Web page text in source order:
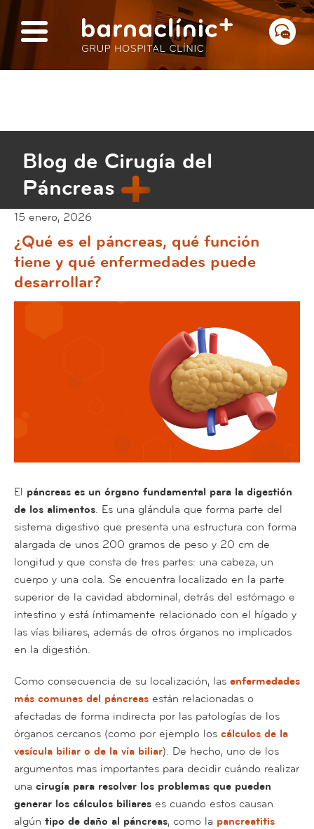
Blog de Cirugía del
Páncreas
15 enero, 2026
¿Qué es el páncreas, qué función
tiene y qué enfermedades puede
desarrollar?
El páncreas es un órgano fundamental para la digestión
de los alimentos. Es una glándula que forma parte del
sistema digestivo que presenta una estructura con forma
alargada de unos 200 gramos de peso y 20 cm de
longitud y que consta de tres partes: una cabeza, un
cuerpo y una cola. Se encuentra localizado en la parte
superior de la cavidad abdominal, detrás del estómago e
intestino y está íntimamente relacionado con el hígado y
las vías biliares, además de otros órganos no implicados
en la digestión.
Como consecuencia de su localización, las enfermedades
más comunes del páncreas están relacionadas o
afectadas de forma indirecta por las patologías de los
órganos cercanos (como por ejemplo los cálculos de la
vesícula biliar o de la vía biliar). De hecho, uno de los
argumentos mas importantes para decidir cuándo realizar
una cirugía para resolver los problemas que pueden
generar los cálculos biliares es cuando estos causan
algún tipo de daño al páncreas, como la pancreatitis